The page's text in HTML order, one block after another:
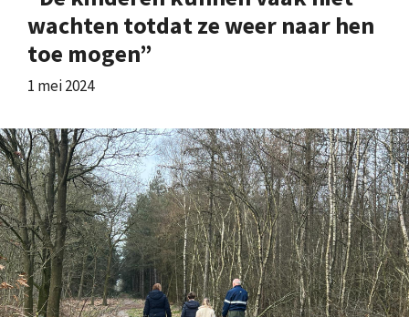
wachten totdat ze weer naar hen
toe mogen”
1 mei 2024